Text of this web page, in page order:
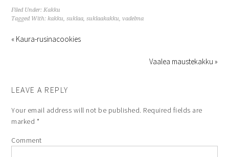
Filed Under:Kakku
Tagged With:kakku,suklaa,suklaakakku,vadelma
« Kaura-rusinacookies
Vaalea maustekakku »
LEAVE A REPLY
Your email address will not be published. Required fields are
marked *
Comment